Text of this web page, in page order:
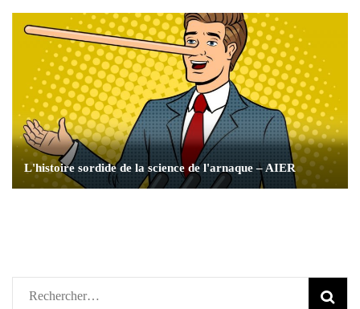
L'histoire sordide de la science de l'arnaque – AIER
Rechercher :